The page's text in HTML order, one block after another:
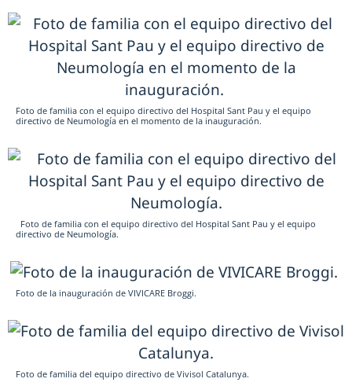
Foto de familia con el equipo directivo del Hospital Sant Pau y el equipo
directivo de Neumología en el momento de la inauguración.
Foto de familia con el equipo directivo del Hospital Sant Pau y el equipo
directivo de Neumología.
Foto de la inauguración de VIVICARE Broggi.
Foto de familia del equipo directivo de Vivisol Catalunya.